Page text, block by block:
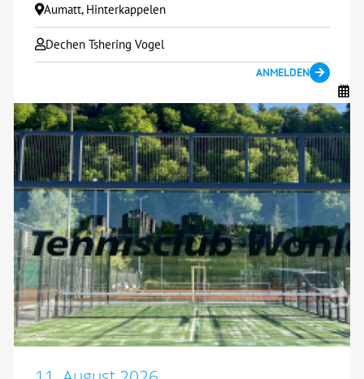
Aumatt, Hinterkappelen
Dechen Tshering Vogel
ANMELDEN